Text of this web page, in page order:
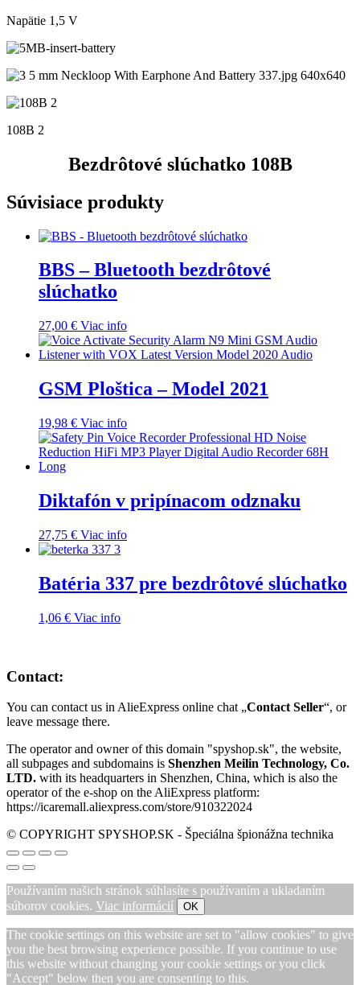
Napätie 1,5 V
108B 2
Bezdrôtové slúchatko 108B
Súvisiace produkty
BBS – Bluetooth bezdrôtové
slúchatko
27,00 € Viac info
GSM Ploštica – Model 2021
19,98 € Viac info
Diktafón v pripínacom odznaku
27,75 € Viac info
Batéria 337 pre bezdrôtové slúchatko
1,06 € Viac info
Contact:
You can contact us in AlieExpress online chat „Contact Seller“, or
leave message there.
The operator and owner of this domain "spyshop.sk", the website,
all subpages and subdomains is Shenzhen Meilin Technology, Co.
LTD. with its headquarters in Shenzhen, China, which is also the
operator of the e-shop on the AliExpress platform:
https://icaremall.aliexpress.com/store/910322024
© COPYRIGHT SPYSHOP.SK - Špeciálna špionážna technika
Používaním našich stránok súhlasíte s používaním a ukladaním
súborov cookies. Viac informácií OK
The cookie settings on this website are set to "allow cookies" to give
you the best browsing experience possible. If you continue to use
this website without changing your cookie settings or you click
"Accept" below then you are consenting to this.